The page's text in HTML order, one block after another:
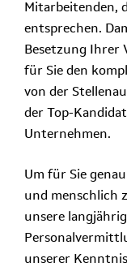
Mitarbeitenden,
entsprechen.
Besetzung Ihrer
für Sie den
von der
der Top-
Unternehmen.
Um für Sie
und menschlich
unsere
unserer